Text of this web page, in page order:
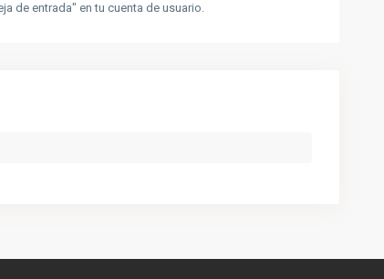
de entrada" en tu cuenta de usuario.